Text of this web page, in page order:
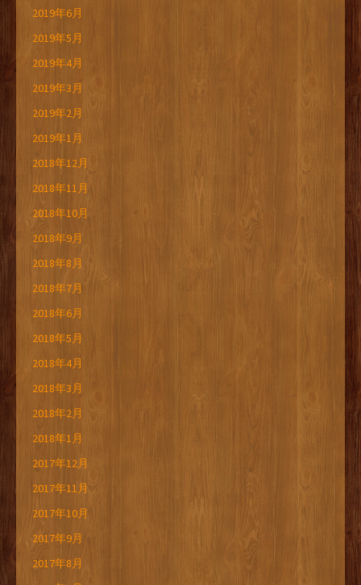
2019年6月
2019年5月
2019年4月
2019年3月
2019年2月
2019年1月
2018年12月
2018年11月
2018年10月
2018年9月
2018年8月
2018年7月
2018年6月
2018年5月
2018年4月
2018年3月
2018年2月
2018年1月
2017年12月
2017年11月
2017年10月
2017年9月
2017年8月